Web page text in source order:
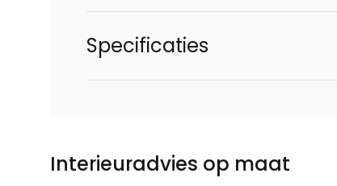
Specificaties
Interieuradvies op maat